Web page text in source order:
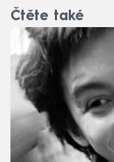
Čtěte také